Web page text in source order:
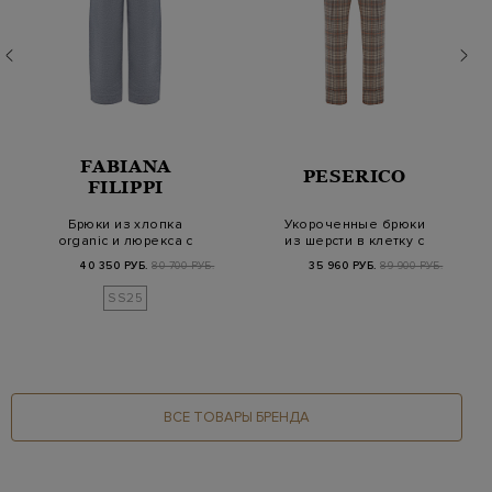
FABIANA
FILIPPI
Брюки из хлопка
organic и люрекса с
поясом на кулиске
40 350 РУБ. 80 700 РУБ.
SS25
PESERICO
Укороченные брюки
из шерсти в клетку с
цепочками Punto…
35 960 РУБ. 89 900 РУБ.
ВСЕ ТОВАРЫ БРЕНДА